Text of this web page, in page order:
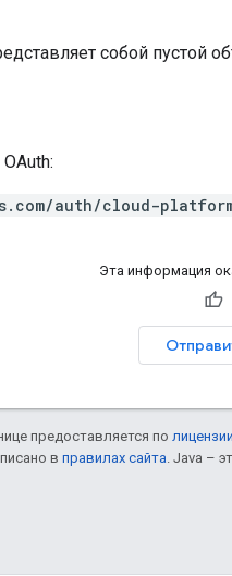
собой пустой
auth/cloud-
Эта информация
предоставляется по
в правилах сайта . Java –